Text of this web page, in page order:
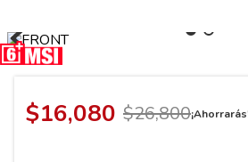
$16,080 $26,800
7.245